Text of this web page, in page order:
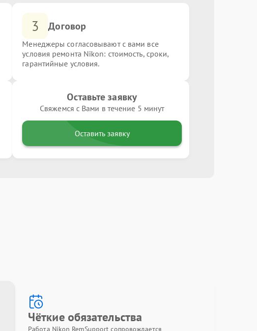
3 Договор
Менеджеры согласовывают с вами все
условия ремонта Nikon: стоимость, сроки,
гарантийные условия.
Оставьте заявку
Свяжемся с Вами в течение 5 минут
Оставить заявку
Чёткие обязательства
Работа Nikon RemSupport сопровождается